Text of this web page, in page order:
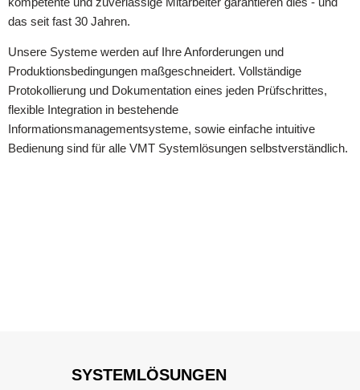
das seit fast 30 Jahren.
Unsere Systeme werden auf Ihre Anforderungen und
Produktionsbedingungen maßgeschneidert. Vollständige
Protokollierung und Dokumentation eines jeden Prüfschrittes,
flexible Integration in bestehende
Informationsmanagementsysteme, sowie einfache intuitive
Bedienung sind für alle VMT Systemlösungen selbstverständlich.
SYSTEMLÖSUNGEN